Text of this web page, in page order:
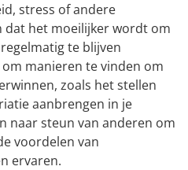
stress of andere
het moeilijker wordt om
te blijven
manieren te vinden om
zoals het stellen
aanbrengen in je
naar steun van anderen om
voordelen van
ervaren.